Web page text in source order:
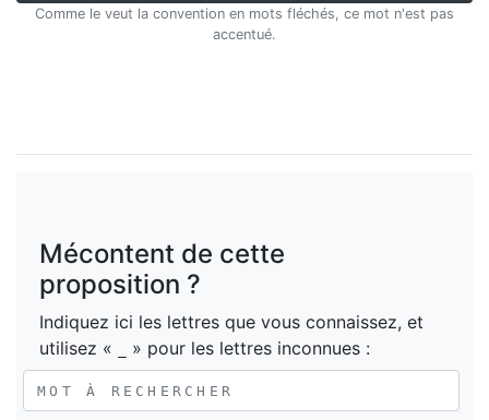
Comme le veut la convention en mots fléchés, ce mot n'est pas
accentué.
Mécontent de cette
proposition ?
Indiquez ici les lettres que vous connaissez, et
utilisez «
» pour les lettres inconnues :